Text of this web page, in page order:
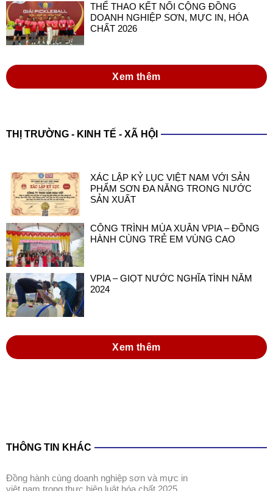
THỂ THAO KẾT NỐI CỘNG ĐỒNG
DOANH NGHIỆP SƠN, MỰC IN, HÓA
CHẤT 2026
Xem thêm
THỊ TRƯỜNG - KINH TẾ - XÃ HỘI
XÁC LẬP KỶ LỤC VIỆT NAM VỚI SẢN
PHẨM SƠN ĐA NĂNG TRONG NƯỚC
SẢN XUẤT
CÔNG TRÌNH MÙA XUÂN VPIA – ĐỒNG
HÀNH CÙNG TRẺ EM VÙNG CAO
VPIA – GIỌT NƯỚC NGHĨA TÌNH NĂM
2024
Xem thêm
THÔNG TIN KHÁC
đồng hành cùng doanh nghiệp sơn và mực in